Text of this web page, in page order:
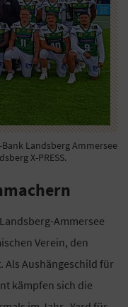
Landsberg Ammersee
X-PRESS.
Ammersee
Verein, den
Als Aushängeschild für
kämpfen sich die